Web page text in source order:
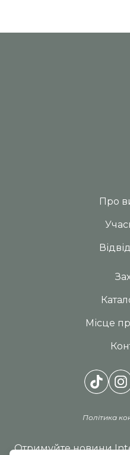
Про
Місце
Політика
Отримуйте новини